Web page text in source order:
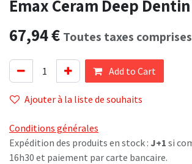
Emax Ceram Deep Dentin
67,94€ Toutes taxes comprises
Add to Cart
Ajouter à la liste de souhaits
Conditions générales
Expédition des produits en stock : J+1 si
16h30 et paiement par carte bancaire.